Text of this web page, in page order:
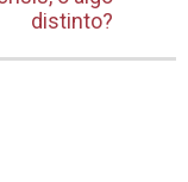
distinto?